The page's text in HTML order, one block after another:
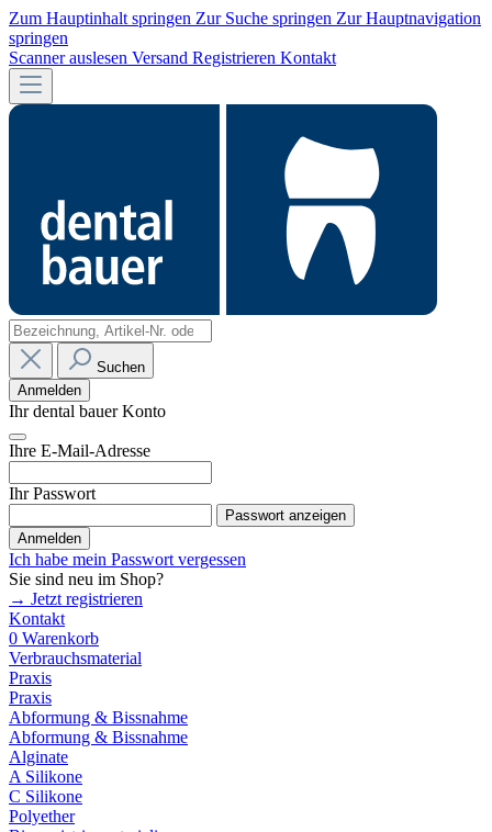
Zum Hauptinhalt springen Zur Suche springen Zur Hauptnavigation
springen
Scanner auslesen Versand Registrieren Kontakt
Suchen
Anmelden
Ihr dental bauer Konto
Ihre E-Mail-Adresse
Ihr Passwort
Passwort anzeigen
Anmelden
Ich habe mein Passwort vergessen
Sie sind neu im Shop?
→ Jetzt registrieren
Kontakt
0 Warenkorb
Verbrauchsmaterial
Praxis
Praxis
Abformung & Bissnahme
Abformung & Bissnahme
Alginate
A Silikone
C Silikone
Polyether